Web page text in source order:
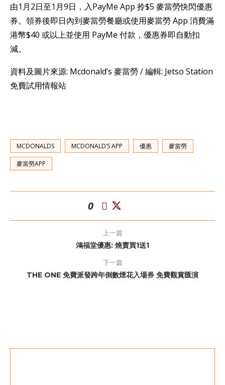
由1月2日至1月9日，入PayMe App 拎$5 麥當勞快閃優惠
券。領券後即日內到麥當勞餐廳或使用麥當勞 App 消費滿
港幣$40 或以上並使用 PayMe 付款，優惠券即自動扣
減。
資料及圖片來源: Mcdonald’s 麥當勞 / 編輯: Jetso Station
免費試用情報站
MCDONALDS MCDONALD’S APP 優惠 麥當勞
麥當勞APP
0
上一篇
鴻福堂優惠: 燒賣買1送1
下一篇
THE ONE 免費派發跨年倒數煙花入場券 免費觀賞匯演